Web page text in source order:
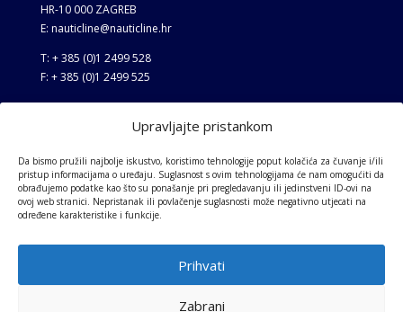
Upravljajte pristankom
Da bismo pružili najbolje iskustvo, koristimo tehnologije poput kolačića za čuvanje i/ili
pristup informacijama o uređaju. Suglasnost s ovim tehnologijama će nam omogućiti da
obrađujemo podatke kao što su ponašanje pri pregledavanju ili jedinstveni ID-ovi na
ovoj web stranici. Nepristanak ili povlačenje suglasnosti može negativno utjecati na
određene karakteristike i funkcije.
Prihvati
Zabrani
HR-10 000 ZAGREB
E: nauticline@nauticline.hr
T: + 385 (0)1 2499 528
F: + 385 (0)1 2499 525
GESCHÄFTSBEDINGUNGEN
Allgemeine Bedingungen
Datenschutz-Bestimmungen